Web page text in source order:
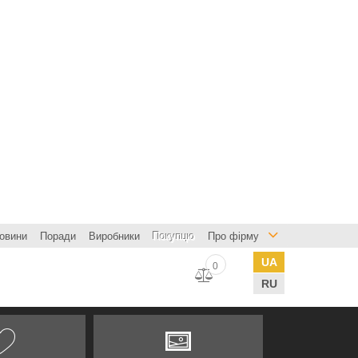
Поради Виробники Покупцю Про фірму
UA
RU
0